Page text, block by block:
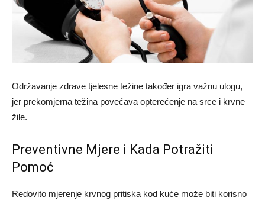
Održavanje zdrave tjelesne težine također igra važnu ulogu,
jer prekomjerna težina povećava opterećenje na srce i krvne
žile.
Preventivne Mjere i Kada Potražiti
Pomoć
Redovito mjerenje krvnog pritiska kod kuće može biti korisno